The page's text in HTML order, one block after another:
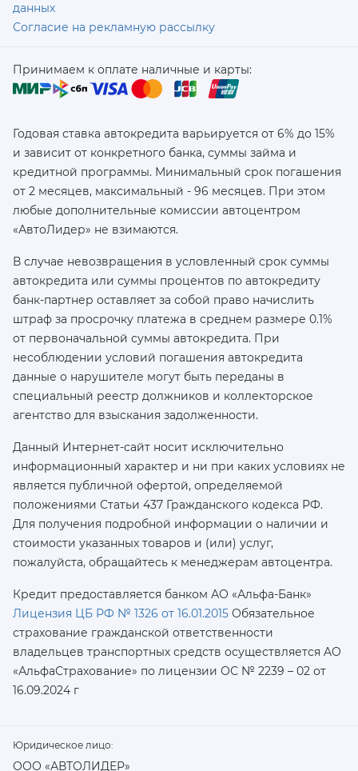
данных
Согласие на рекламную рассылку
Принимаем к оплате наличные и карты:
Годовая ставка автокредита варьируется от 6% до 15%
и зависит от конкретного банка, суммы займа и
кредитной программы. Минимальный срок погашения
от 2 месяцев, максимальный - 96 месяцев. При этом
любые дополнительные комиссии автоцентром
«АвтоЛидер» не взимаются.
В случае невозвращения в условленный срок суммы
автокредита или суммы процентов по автокредиту
банк-партнер оставляет за собой право начислить
штраф за просрочку платежа в среднем размере 0.1%
от первоначальной суммы автокредита. При
несоблюдении условий погашения автокредита
данные о нарушителе могут быть переданы в
специальный реестр должников и коллекторское
агентство для взыскания задолженности.
Данный Интернет-сайт носит исключительно
информационный характер и ни при каких условиях не
является публичной офертой, определяемой
положениями Статьи 437 Гражданского кодекса РФ.
Для получения подробной информации о наличии и
стоимости указанных товаров и (или) услуг,
пожалуйста, обращайтесь к менеджерам автоцентра.
Кредит предоставляется банком АО «Альфа-Банк»
Лицензия ЦБ РФ № 1326 от 16.01.2015 Обязательное
страхование гражданской ответственности
владельцев транспортных средств осуществляется AO
«АльфаСтрахование» по лицензии ОС № 2239 – 02 от
16.09.2024 г
Юридическое лицо:
ООО «АВТОЛИДЕР»